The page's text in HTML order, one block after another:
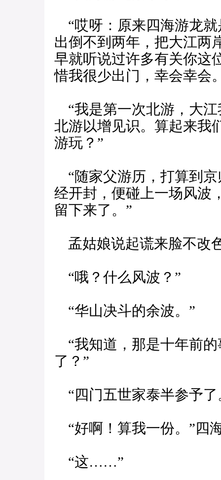
“哎呀：原来四海游龙就
出倒不到两年，把大江两
早就听说过许多有关你这
惜我很少出门，幸会幸会
“我是第一次北游，大
北游以增见识。算起来我
游玩？”
“随家父游历，打算到
经开封，便碰上一场风波
留下来了。”
孟姑娘说起谎来脸不改
“哦？什么风波？”
“华山决斗的余波。”
“我知道，那是十年前
了？”
“四门五世家泰半参予了
“好啊！算我一份。”四
“这……”